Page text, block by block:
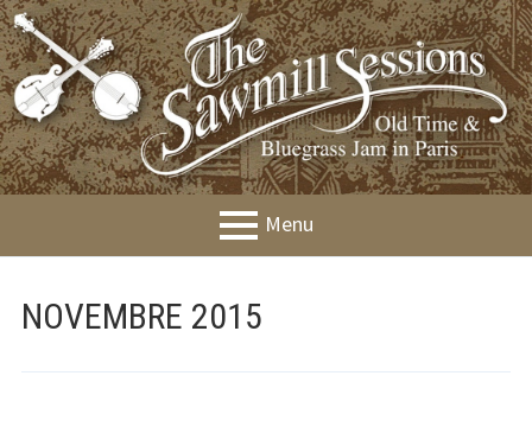
Aller
au
contenu
Menu
PRINCIPAL
NOVEMBRE 2015